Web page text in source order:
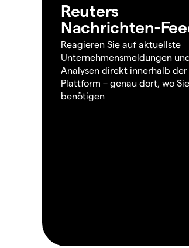
Reuters
Nachrichten-
Reagieren Sie auf aktuellste
Unternehmensmeldungen
Analysen direkt innerhalb der
Plattform – genau dort, wo
benötigen